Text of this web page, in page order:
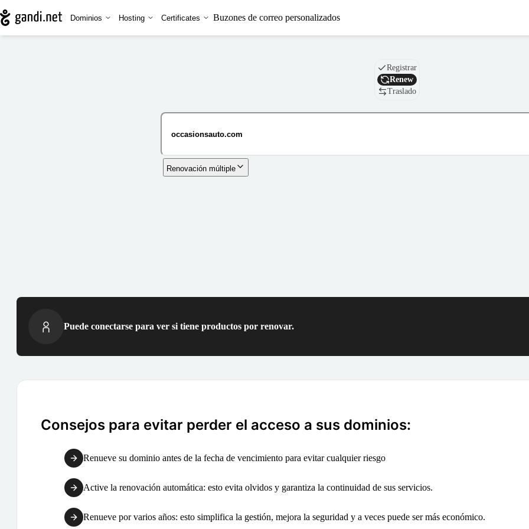
Dominios Hosting Certificates Buzones de correo personalizados
Nombre de dominio
Registrar
Renew
Traslado
Renovación múltiple
Puede conectarse para ver si tiene productos por renovar.
Consejos para evitar perder el acceso a sus dominios:
Renueve su dominio antes de la fecha de vencimiento para evitar cualquier riesgo
Active la renovación automática: esto evita olvidos y garantiza la continuidad de sus servicios.
Renueve por varios años: esto simplifica la gestión, mejora la seguridad y a veces puede ser más económico.